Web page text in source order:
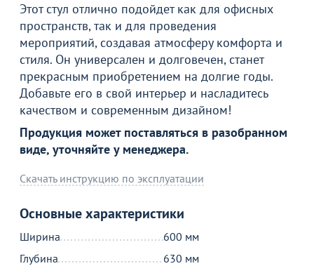
Этот стул отлично подойдет как для офисных
пространств, так и для проведения
мероприятий, создавая атмосферу комфорта и
стиля. Он универсален и долговечен, станет
прекрасным приобретением на долгие годы.
Добавьте его в свой интерьер и насладитесь
качеством и современным дизайном!
Продукция может поставляться в разобранном
виде, уточняйте у менеджера.
Скачать инструкцию по эксплуатации
Основные характеристики
Ширина
600 мм
Глубина
630 мм
В корзине
С этим товаром покупают
от 10 890 ₽
Каркас кресла Токо, лофт
Распродажа
от1 190
2 690 ₽